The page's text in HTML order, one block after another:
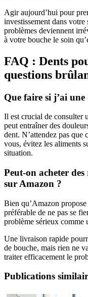
Agir aujourd’hui pour
investissement dans votre
problèmes deviennent
à votre bouche le soin
FAQ : Dents
questions
Que faire si j’ai
Il est crucial de consulter
peut entraîner des
dent. N’attendez pas que
vous, évitez les aliments
situation.
Peut-on acheter
sur Amazon ?
Bien qu’Amazon
préférable de ne pas se
problème sérieux comme
Une livraison rapide
de bouche, mais rien ne
traiter efficacement le
Publications